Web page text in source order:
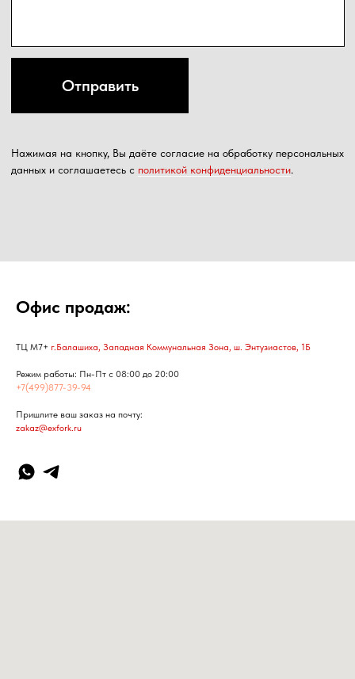
Офис продаж:
ТЦ М7+ г.Балашиха, Западная Коммунальная Зона, ш. Энтузиастов, 1Б
Режим работы: Пн-Пт с 08:00 до 20:00
+7(499)877-39-94
Пришлите ваш заказ на почту:
zakaz@exfork.ru